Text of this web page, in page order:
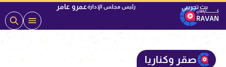
رئيس مجلس الإدارةعمرو عامر
صقر وكناريا